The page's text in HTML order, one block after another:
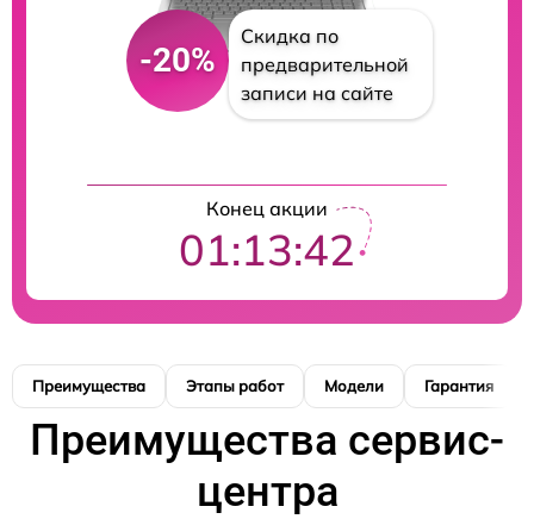
-20%
Скидка по
предварительной
записи на сайте
Конец акции
01:13:41
Преимущества Этапы работ Модели Гарантия
Преимущества сервис-
центра